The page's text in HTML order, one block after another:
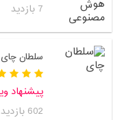
7 بازدید
سلطان چای
پیشنهاد
602 بازدید